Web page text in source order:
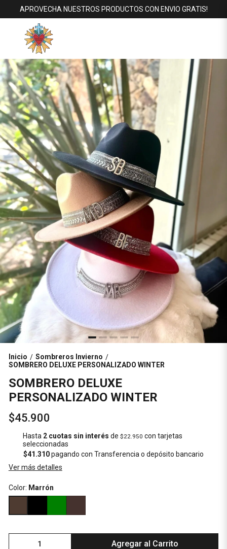
APROVECHA NUESTROS PRODUCTOS CON ENVIO GRATIS!
Inicio / Sombreros Invierno /
SOMBRERO DELUXE PERSONALIZADO WINTER
SOMBRERO DELUXE
PERSONALIZADO WINTER
$45.900
Hasta 2 cuotas sin interés de $22.950 con tarjetas
seleccionadas
$41.310pagando con Transferencia o depósito bancario
Ver más detalles
Color: Marrón
Agregar al Carrito